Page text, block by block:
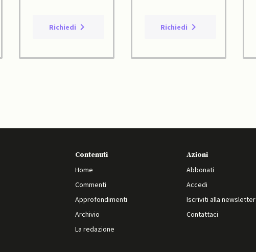
Richiedi Richiedi
Contenuti
Home
Commenti
Approfondimenti
Archivio
La redazione
Azioni
Abbonati
Accedi
Iscriviti alla newsletter
Contattaci